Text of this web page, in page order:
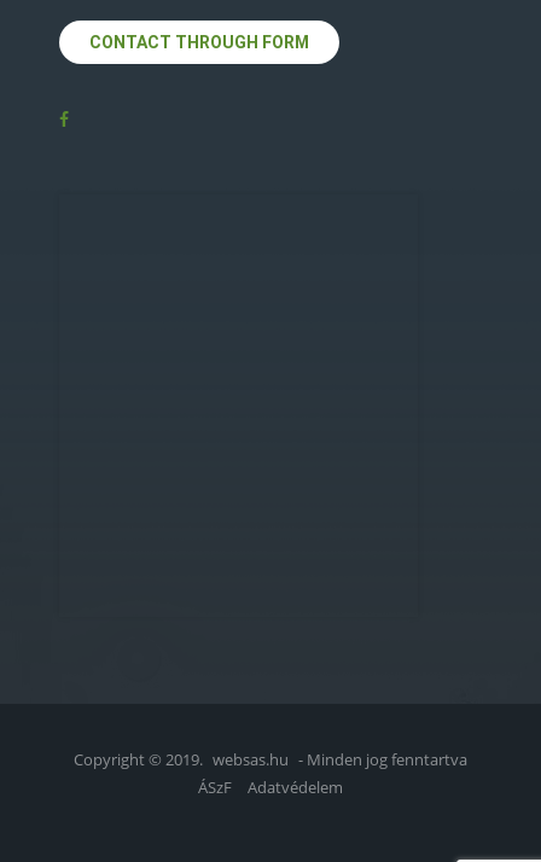
CONTACT THROUGH FORM
Copyright © 2019. websas.hu - Minden jog fenntartva
ÁSzF
Adatvédelem